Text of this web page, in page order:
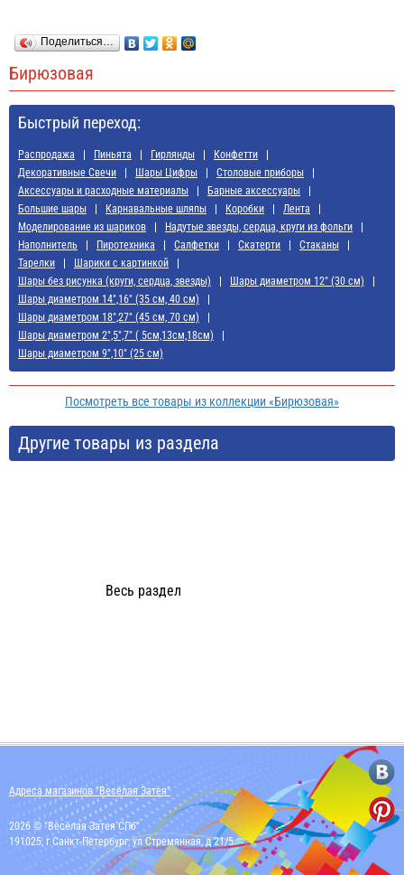
Поделиться…
Бирюзовая
Быстрый переход:
Распродажа Пиньята Гирлянды
Конфетти
Декоративные Свечи
Шары Цифры
Cтоловые приборы
Аксессуары и расходные материалы
Барные аксессуары
Большие шары
Карнавальные шляпы Коробки
Лента
Моделирование из шариков
Надутые звезды, сердца, круги из фольги
Наполнитель
Пиротехника Салфетки Скатерти
Стаканы
Тарелки
Шарики с картинкой
Шары без рисунка (круги, сердца, звезды)
Шары диаметром 12" (30 см)
Шары диаметром 14",16" (35 см, 40 см)
Шары диаметром 18",27" (45 см, 70 см)
Шары диаметром 2",5",7" ( 5см,13см,18см)
Шары диаметром 9",10" (25 см)
Посмотреть все товары из коллекции «Бирюзовая»
Другие товары из раздела
Весь раздел
Адреса магазинов "Весёлая Затея"
2026 © "Весёлая Затея СПб"
191025, г Санкт-Петербург, ул Стремянная, д 21/5